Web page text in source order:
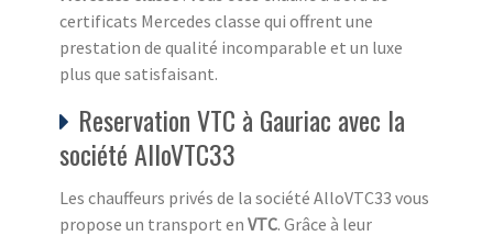
certificats Mercedes classe qui offrent une
prestation de qualité incomparable et un luxe
plus que satisfaisant.
Reservation VTC à Gauriac avec la
société AlloVTC33
Les chauffeurs privés de la société AlloVTC33 vous
propose un transport en VTC. Grâce à leur